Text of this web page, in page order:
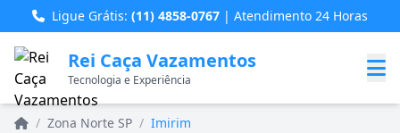
Ligue Grátis: (11) 4858-0767 | Atendimento 24 Horas
Rei Caça Vazamentos
Tecnologia e Experiência
Home
/ Zona Norte SP / Imirim